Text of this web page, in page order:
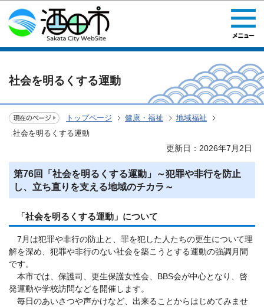
このページの本文へ移動
社会を明るくする運動
トップページ 健康・福祉
地域福祉
社会を明るくする運動
更新日：2026年7月2日
第76回「社会を明るくする運動」～犯罪や非行を防止
し、立ち直りを支える地域のチカラ～
「社会を明るくする運動」について
7月は犯罪や非行の防止と、罪を犯した人たちの更生について理
解を深め、犯罪や非行のない社会を築こうとする運動の強調月間
です。
本市では、保護司、更生保護女性会、BBS会が中心となり、啓
発運動や学校訪問などを開催します。
毎日のあいさつや声かけなど、出来ることからはじめてみませ